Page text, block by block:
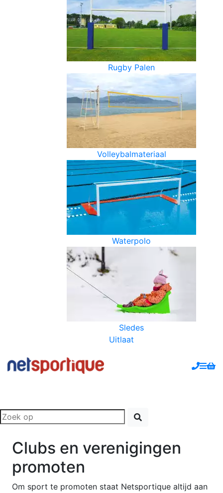
Rugby Palen
Volleybalmateriaal
Waterpolo
Sledes
Uitlaat
Clubs en verenigingen
promoten
Om sport te promoten staat Netsportique altijd aan